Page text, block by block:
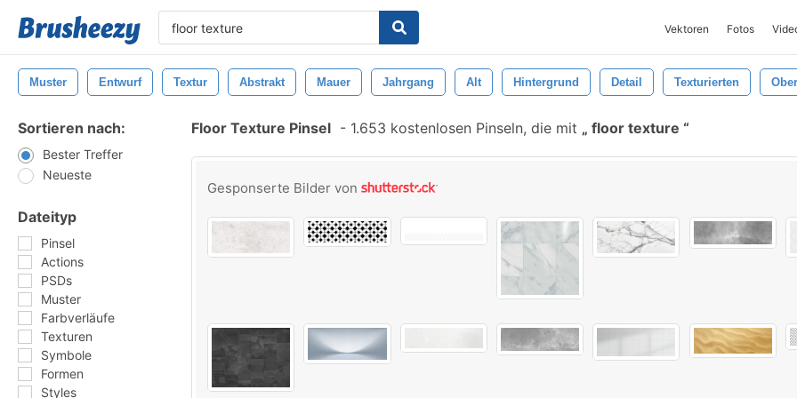
Vektoren Fotos
Muster Entwurf Textur Abstrakt Mauer Jahrgang Alt Hintergrund Detail Texturierten
Sortieren nach:
Bester Treffer
Neueste
Dateityp
Pinsel
Actions
PSDs
Muster
Farbverläufe
Texturen
Symbole
Formen
Styles
Floor Texture Pinsel - 1.653 kostenlosen Pinseln, die mit floor texture
Gesponserte Bilder von